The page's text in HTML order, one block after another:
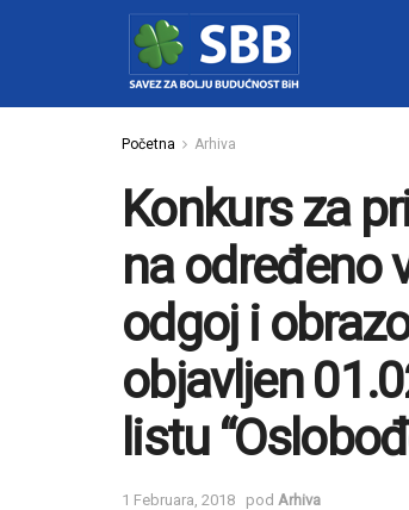
Početna Arhiva
Konkurs za
na određeno
odgoj i
objavljen
listu
1 Februara, 2018 pod Arhiva